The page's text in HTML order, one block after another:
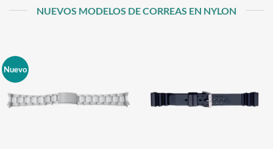
NUEVOS MODELOS DE CORREAS EN NYLON
Nuevo